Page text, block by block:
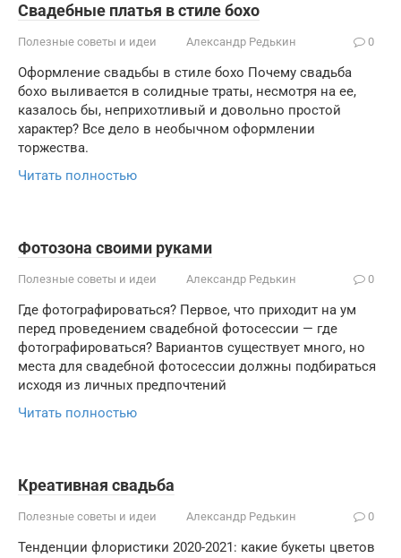
Свадебные платья в стиле бохо
Полезные советы и идеи Александр Редькин 0
Оформление свадьбы в стиле бохо Почему свадьба
бохо выливается в солидные траты, несмотря на ее,
казалось бы, неприхотливый и довольно простой
характер? Все дело в необычном оформлении
торжества.
Читать полностью
Фотозона своими руками
Полезные советы и идеи Александр Редькин 0
Где фотографироваться? Первое, что приходит на ум
перед проведением свадебной фотосессии — где
фотографироваться? Вариантов существует много, но
места для свадебной фотосессии должны подбираться
исходя из личных предпочтений
Читать полностью
Креативная свадьба
Полезные советы и идеи Александр Редькин 0
Тенденции флористики 2020-2021: какие букеты цветов